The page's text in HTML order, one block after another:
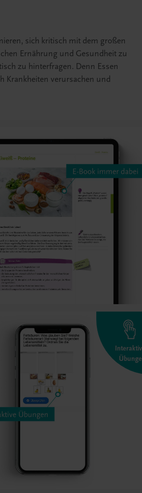
sich kritisch mit dem großen
Ernährung und Gesundheit zu
zu hinterfragen. Denn Essen
Krankheiten verursachen und